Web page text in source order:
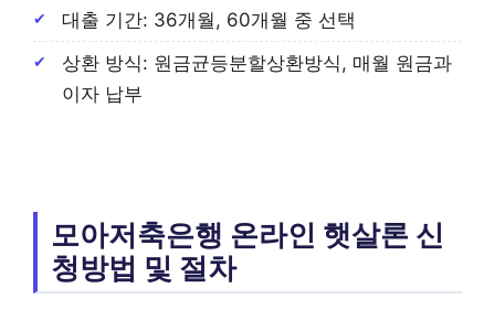
대출 기간: 36개월, 60개월 중 선택
상환 방식: 원금균등분할상환방식, 매월 원금과
이자 납부
모아저축은행 온라인 햇살론 신
청방법 및 절차